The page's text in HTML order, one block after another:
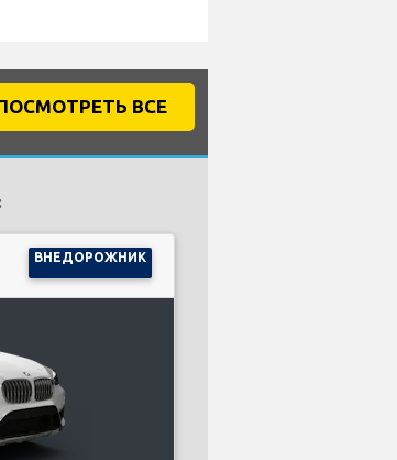
ВСЕ
ВНЕДОРОЖНИК